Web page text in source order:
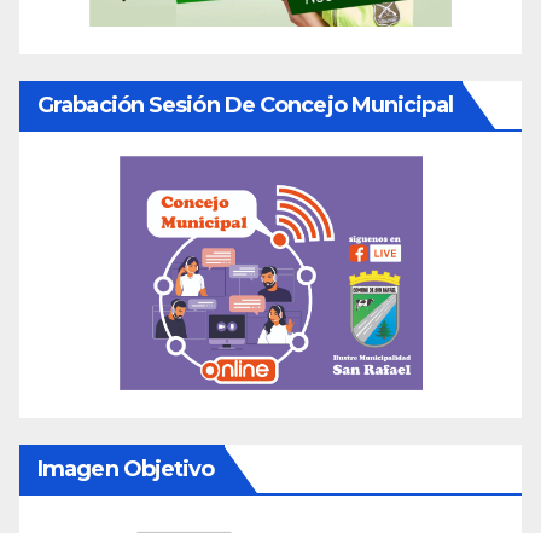
Grabación Sesión De Concejo Municipal
Imagen Objetivo